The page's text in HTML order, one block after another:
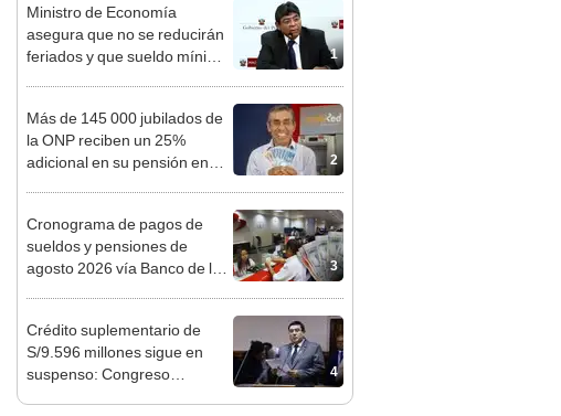
1
Ministro de Economía
asegura que no se reducirán
feriados y que sueldo mínimo
2
Más de 145 000 jubilados de
la ONP reciben un 25%
adicional en su pensión en
3
Cronograma de pagos de
sueldos y pensiones de
agosto 2026 vía Banco de la
4
Crédito suplementario de
S/9.596 millones sigue en
suspenso: Congreso